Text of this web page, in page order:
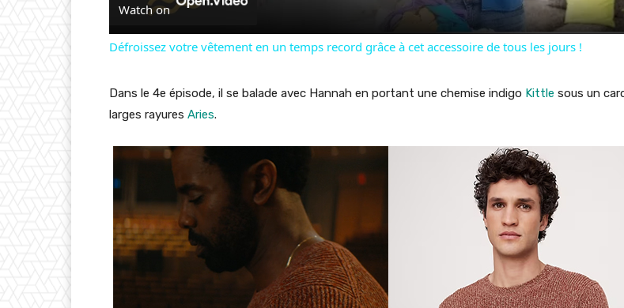
Watch on
Défroissez votre vêtement en un temps record grâce à cet accessoire de tous les jours !
Dans le 4e épisode, il se balade avec Hannah en portant une chemise indigo Kittle sous un
larges rayures Aries.